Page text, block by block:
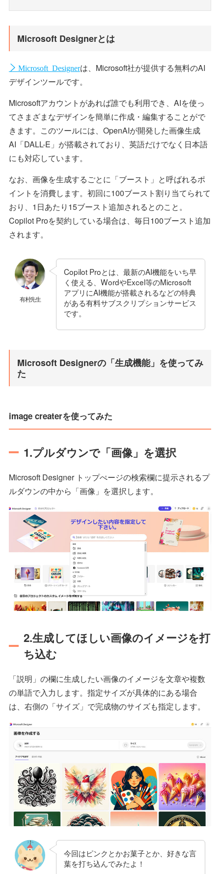
Microsoft Designerとは
Microsoft Designerは、Microsoft社が提供する無料のAI
デザインツールです。
Microsoftアカウントがあれば誰でも利用でき、AIを使っ
てさまざまなデザインを簡単に作成・編集することがで
きます。このツールには、OpenAIが開発した画像生成
AI「DALL-E」が搭載されており、英語だけでなく日本語
にも対応しています。
なお、画像を生成するごとに「ブースト」と呼ばれるポ
イントを消費します。初回に100ブースト割り当てられて
おり、1日あたり15ブースト追加されるとのこと。
Copilot Proを契約している場合は、毎日100ブースト追加
されます。
有村先生
Copilot Proとは、最新のAI機能をいち早
く使える、WordやExcel等のMicrosoft
アプリにAI機能が搭載されるなどの特典
がある有料サブスクリプションサービス
です。
Microsoft Designerの「生成機能」を使ってみ
た
image createrを使ってみた
1.プルダウンで「画像」を選択
Microsoft Designer トップぺージの検索欄に提示されるプ
ルダウンの中から「画像」を選択します。
2.生成してほしい画像のイメージを打
ち込む
「説明」の欄に生成したい画像のイメージを文章や複数
の単語で入力します。指定サイズが具体的にある場合
は、右側の「サイズ」で完成物のサイズも指定します。
今回はピンクとかお菓子とか、好きな言
葉を打ち込んでみたよ！